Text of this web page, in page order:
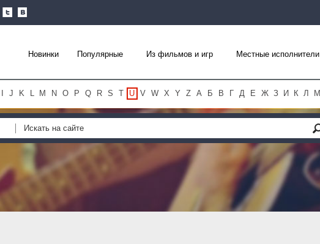
Новинки Популярные Из фильмов и игр Местные исполнители
J K L M N O P Q R S T U V W X Y Z А Б В Г Д Е Ж З И К Л М